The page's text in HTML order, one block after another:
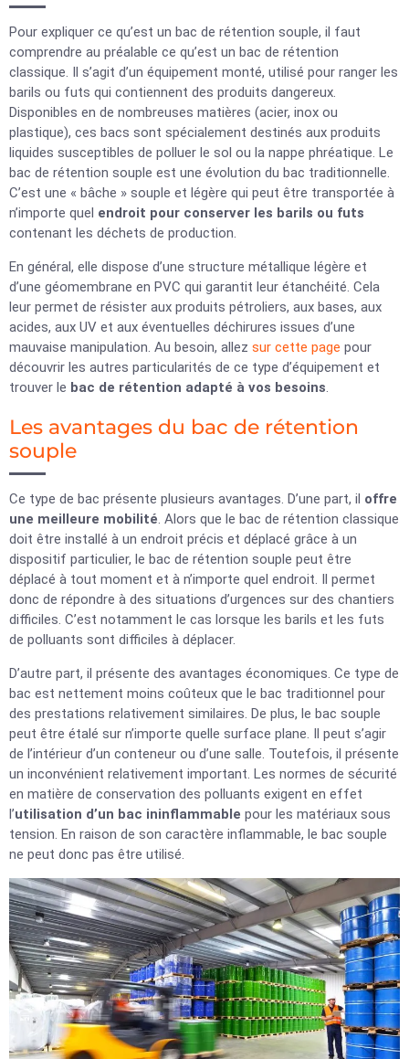
Pour expliquer ce qu’est un bac de rétention souple, il faut
comprendre au préalable ce qu’est un bac de rétention
classique. Il s’agit d’un équipement monté, utilisé pour ranger les
barils ou futs qui contiennent des produits dangereux.
Disponibles en de nombreuses matières (acier, inox ou
plastique), ces bacs sont spécialement destinés aux produits
liquides susceptibles de polluer le sol ou la nappe phréatique. Le
bac de rétention souple est une évolution du bac traditionnelle.
C’est une « bâche » souple et légère qui peut être transportée à
n’importe quel endroit pour conserver les barils ou futs
contenant les déchets de production.
En général, elle dispose d’une structure métallique légère et
d’une géomembrane en PVC qui garantit leur étanchéité. Cela
leur permet de résister aux produits pétroliers, aux bases, aux
acides, aux UV et aux éventuelles déchirures issues d’une
mauvaise manipulation. Au besoin, allez sur cette page pour
découvrir les autres particularités de ce type d’équipement et
trouver le bac de rétention adapté à vos besoins.
Les avantages du bac de rétention
souple
Ce type de bac présente plusieurs avantages. D’une part, il offre
une meilleure mobilité. Alors que le bac de rétention classique
doit être installé à un endroit précis et déplacé grâce à un
dispositif particulier, le bac de rétention souple peut être
déplacé à tout moment et à n’importe quel endroit. Il permet
donc de répondre à des situations d’urgences sur des chantiers
difficiles. C’est notamment le cas lorsque les barils et les futs
de polluants sont difficiles à déplacer.
D’autre part, il présente des avantages économiques. Ce type de
bac est nettement moins coûteux que le bac traditionnel pour
des prestations relativement similaires. De plus, le bac souple
peut être étalé sur n’importe quelle surface plane. Il peut s’agir
de l’intérieur d’un conteneur ou d’une salle. Toutefois, il présente
un inconvénient relativement important. Les normes de sécurité
en matière de conservation des polluants exigent en effet
l’utilisation d’un bac ininflammable pour les matériaux sous
tension. En raison de son caractère inflammable, le bac souple
ne peut donc pas être utilisé.